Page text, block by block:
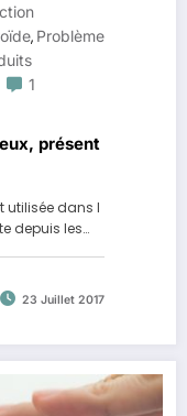
, Problème
1
présent
utilisée dans l
depuis les…
23 Juillet 2017